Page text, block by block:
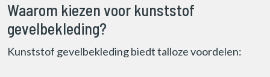
Waarom kiezen voor kunststof
gevelbekleding?
Kunststof gevelbekleding biedt talloze voordelen: